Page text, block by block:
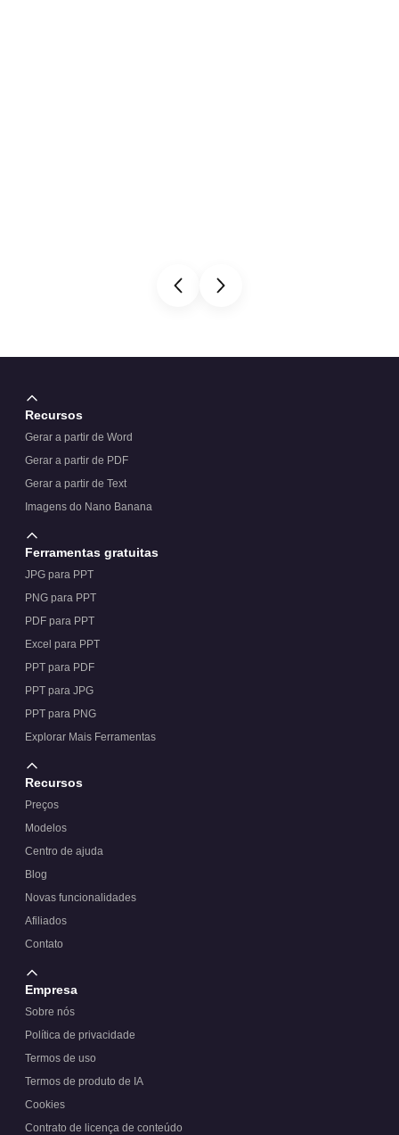
Recursos
Gerar a partir de Word
Gerar a partir de PDF
Gerar a partir de Text
Imagens do Nano Banana
Ferramentas gratuitas
JPG para PPT
PNG para PPT
PDF para PPT
Excel para PPT
PPT para PDF
PPT para JPG
PPT para PNG
Explorar Mais Ferramentas
Recursos
Preços
Modelos
Centro de ajuda
Blog
Novas funcionalidades
Afiliados
Contato
Empresa
Sobre nós
Política de privacidade
Termos de uso
Termos de produto de IA
Cookies
Contrato de licença de conteúdo